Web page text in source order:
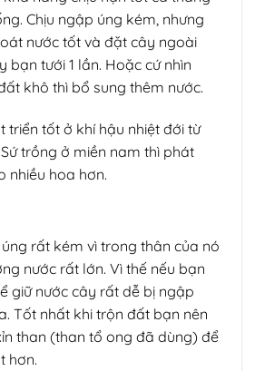
Chịu ngập úng kém, nhưng
nước tốt và đặt cây ngoài
bạn tưới 1 lần. Hoặc cứ nhìn
khô thì bổ sung thêm nước.
triển tốt ở khí hậu nhiệt đới từ
Sứ trồng ở miền nam thì phát
nhiều hoa hơn.
rất kém vì trong thân của nó
nước rất lớn. Vì thế nếu bạn
giữ nước cây rất dễ bị ngập
Tốt nhất khi trộn đất bạn nên
than (than tổ ong đã dùng) để
hơn.